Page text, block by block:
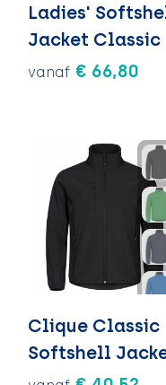
Ladies'
Jacket Classic
vanaf € 66,80
Clique Classic
Softshell